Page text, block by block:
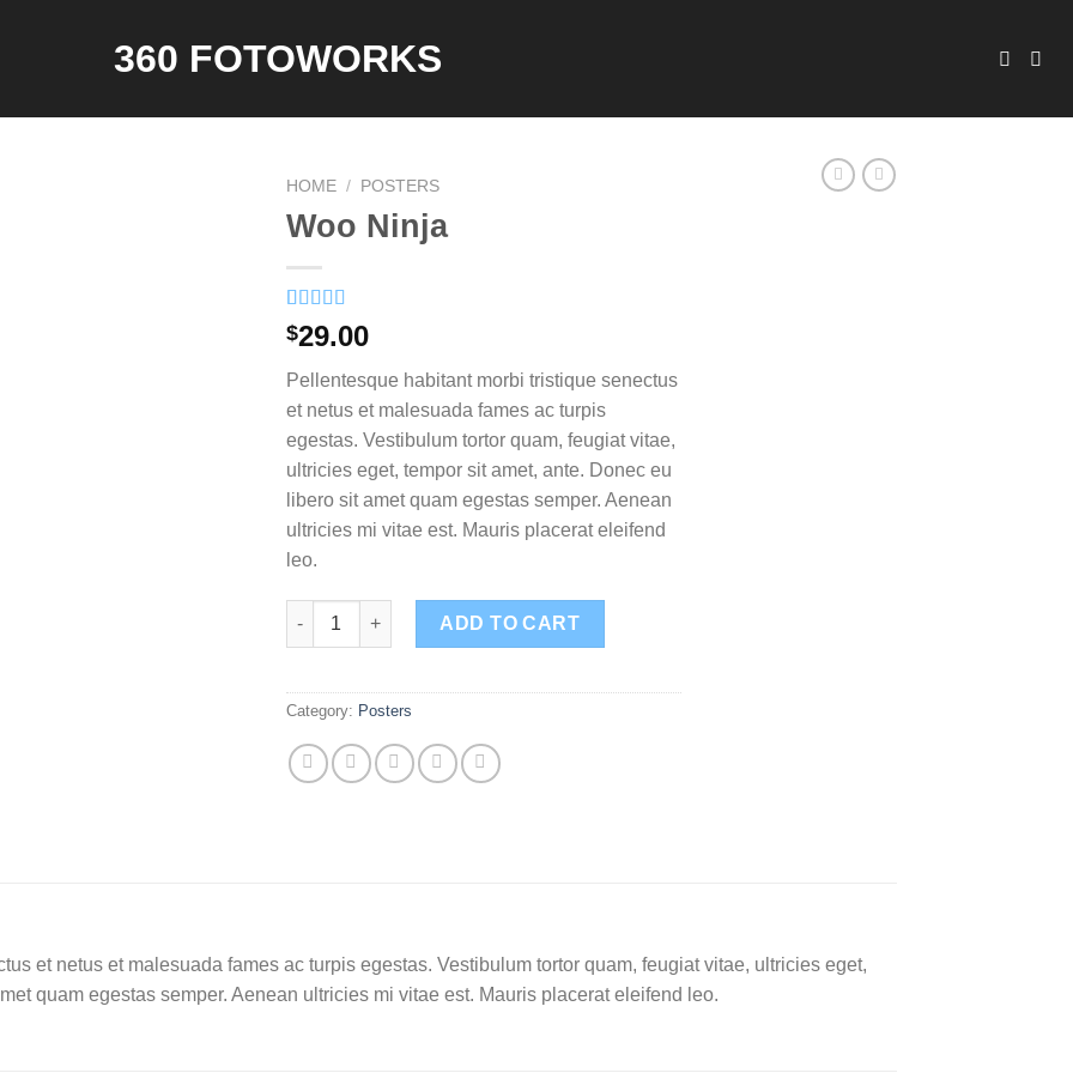
HOME / POSTERS
Woo Ninja
Rated
4.00out
based on
1
customer
rating
$29.00
Pellentesque habitant morbi tristique senectus
et netus et malesuada fames ac turpis
egestas. Vestibulum tortor quam, feugiat vitae,
ultricies eget, tempor sit amet, ante. Donec eu
libero sit amet quam egestas semper. Aenean
ultricies mi vitae est. Mauris placerat eleifend
leo.
Woo Ninja quantity
ADD TO CART
Category: Posters
et netus et malesuada fames ac turpis egestas. Vestibulum tortor quam, feugiat vitae, ultricies eget,
quam egestas semper. Aenean ultricies mi vitae est. Mauris placerat eleifend leo.